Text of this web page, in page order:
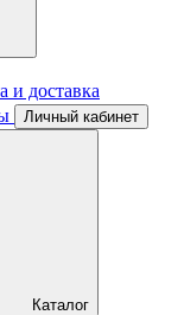
и доставка
Личный кабинет
Каталог